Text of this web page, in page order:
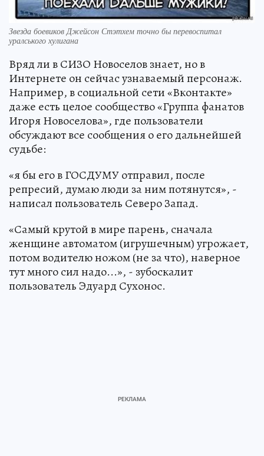
Звезда боевиков Джейсон Стэтхем точно бы перевоспитал
уралського хулигана
Вряд ли в СИЗО Новоселов знает, но в
Интернете он сейчас узнаваемый персонаж.
Например, в социальной сети «Вконтакте»
даже есть целое сообщество «Группа фанатов
Игоря Новоселова», где пользователи
обсуждают все сообщения о его дальнейшей
судьбе:
«я бы его в ГОСДУМУ отправил, после
репресий, думаю люди за ним потянутся», -
написал пользователь Северо Запад.
«Самый крутой в мире парень, сначала
женщине автоматом (игрушечным) угрожает,
потом водителю ножом (не за что), наверное
тут много сил надо...», - зубоскалит
пользователь Эдуард Сухонос.